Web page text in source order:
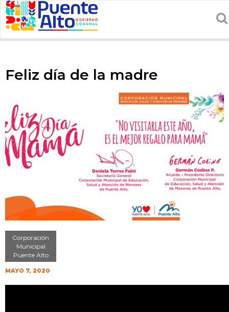
Feliz día de la madre
Corporación
Municipal
Puente Alto
MAYO 7, 2020